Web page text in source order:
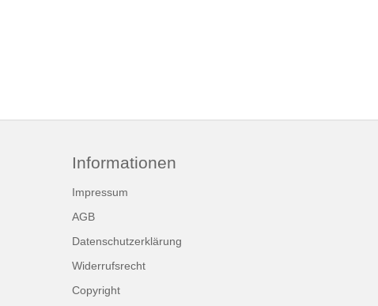
Informationen
Impressum
AGB
Datenschutzerklärung
Widerrufsrecht
Copyright